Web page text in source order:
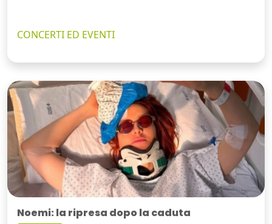
CONCERTI ED EVENTI
Noemi: la ripresa dopo la caduta